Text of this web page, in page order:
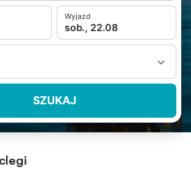
Wyjazd
sob., 22.08
SZUKAJ